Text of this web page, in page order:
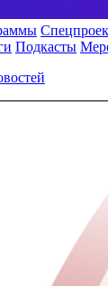
Подкасты